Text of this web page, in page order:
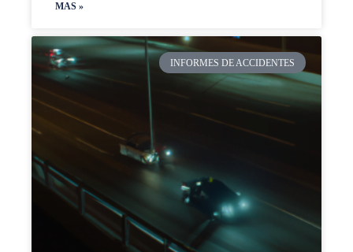
MAS »
INFORMES DE ACCIDENTES